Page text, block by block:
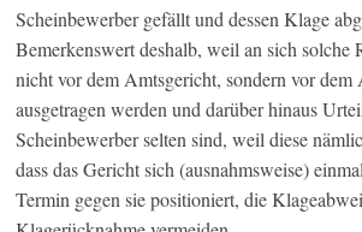
Scheinbewerber gefällt und dessen Klage
Bemerkenswert deshalb, weil an sich solche
nicht vor dem Amtsgericht, sondern vor dem
ausgetragen werden und darüber hinaus
Scheinbewerber selten sind, weil diese
dass das Gericht sich (ausnahmsweise)
Termin gegen sie positioniert, die